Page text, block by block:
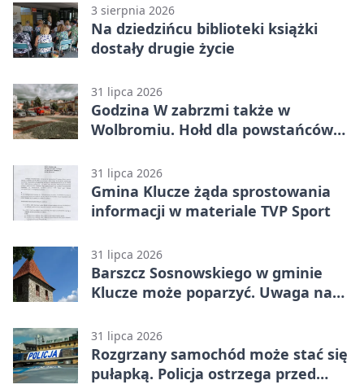
3 sierpnia 2026
Na dziedzińcu biblioteki książki
dostały drugie życie
31 lipca 2026
Godzina W zabrzmi także w
Wolbromiu. Hołd dla powstańców
31 lipca 2026
Gmina Klucze żąda sprostowania
informacji w materiale TVP Sport
31 lipca 2026
Barszcz Sosnowskiego w gminie
Klucze może poparzyć. Uwaga na
31 lipca 2026
Rozgrzany samochód może stać się
pułapką. Policja ostrzega przed